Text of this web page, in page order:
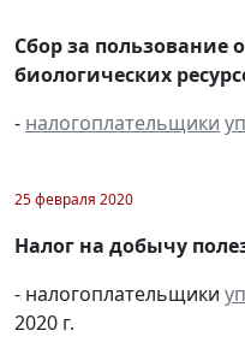
Сбор за пользование
биологических
- налогоплательщики
25 февраля 2020
Налог на добычу
- налогоплательщики
2020 г.